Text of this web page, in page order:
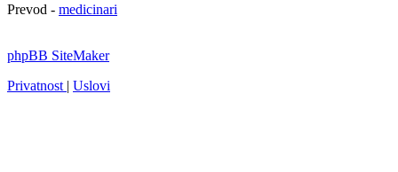
Prevod - medicinari
phpBB SiteMaker
Privatnost | Uslovi